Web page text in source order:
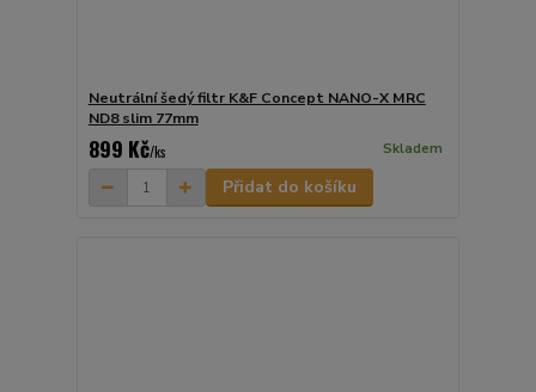
Neutrální šedý filtr K&F Concept NANO-X MRC
ND8 slim 77mm
899 Kč/ks Skladem
Přidat do košíku